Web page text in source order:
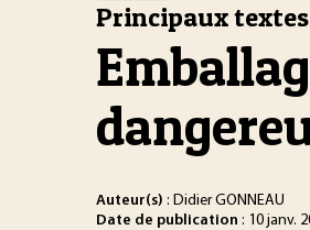
Principaux
Auteur(s) : Didier GONNEAU
Date de publication : 10 janv.